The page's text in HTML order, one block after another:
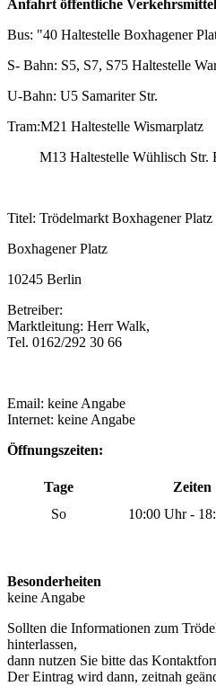
Anfahrt öffentliche
Bus: "40 Haltestelle Boxhagener
S- Bahn: S5, S7, S75 Haltestelle
U-Bahn: U5 Samariter Str.
Tram:M21 Haltestelle Wismarplatz
M13 Haltestelle Wühlisch Str.
Titel: Trödelmarkt Boxhagener Platz
Boxhagener Platz
10245 Berlin
Betreiber:
Marktleitung: Herr Walk,
Tel. 0162/292 30 66
Email: keine Angabe
Internet: keine Angabe
Öffnungszeiten:
Tage
Zeiten
So
10:00 Uhr -
Besonderheiten
keine Angabe
Sollten die Informationen zum
hinterlassen,
dann nutzen Sie bitte das
Der Eintrag wird dann, zeitnah